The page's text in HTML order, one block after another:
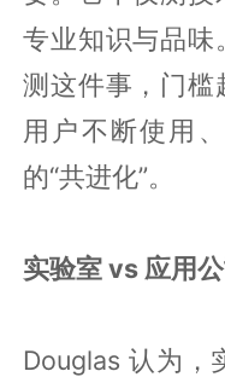
专业知识与品味
测这件事，门槛
用户不断使用
的“共进化”。
实验室 vs 应用
Douglas 认为，